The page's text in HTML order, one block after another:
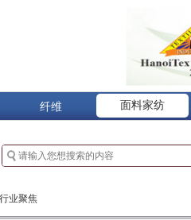
纤维 面料家纺
行业聚焦